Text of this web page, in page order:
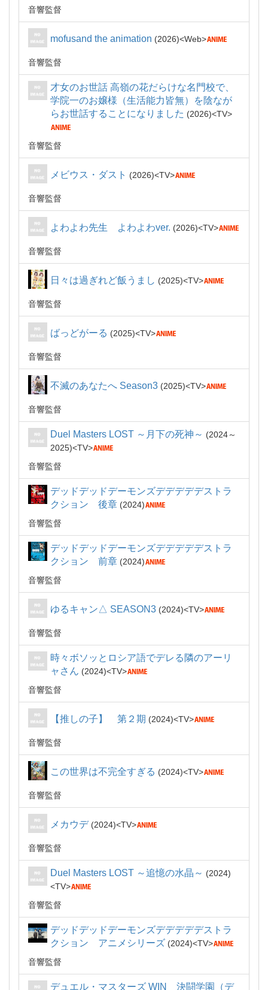
音響監督
mofusand the animation 2026 Web
音響監督
才女のお世話 高嶺の花だらけな名門校で、
学院一のお嬢様（生活能力皆無）を陰なが
らお世話することになりました
2026 TV
音響監督
メビウス・ダスト 2026 TV
音響監督
よわよわ先生 よわよわver. 2026 TV
音響監督
日々は過ぎれど飯うまし 2025 TV
音響監督
ばっどがーる 2025 TV
音響監督
不滅のあなたへ Season3 2025 TV
音響監督
Duel Masters LOST ～月下の死神～
2024～
2025
TV
音響監督
デッドデッドデーモンズデデデデデストラ
クション 後章
2024
音響監督
デッドデッドデーモンズデデデデデストラ
クション 前章
2024
音響監督
ゆるキャン△ SEASON3 2024 TV
音響監督
時々ボソッとロシア語でデレる隣のアーリ
ャさん
2024
TV
音響監督
【推しの子】 第２期 2024 TV
音響監督
この世界は不完全すぎる 2024 TV
音響監督
メカウデ 2024 TV
音響監督
Duel Masters LOST ～追憶の水晶～
2024
TV
音響監督
デッドデッドデーモンズデデデデデストラ
クション アニメシリーズ
2024
TV
音響監督
デュエル・マスターズ WIN 決闘学園（デ